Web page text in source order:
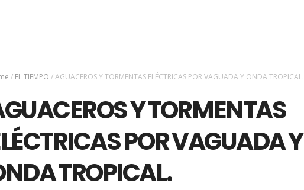
/ EL TIEMPO /AGUACEROS Y TORMENTAS ELÉCTRICAS POR VAGUADA Y ONDA TROPICAL.
Y TORMENTAS
POR VAGUADA Y
TROPICAL.